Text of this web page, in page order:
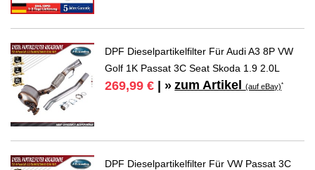
DPF Dieselpartikelfilter Für Audi A3 8P VW
Golf 1K Passat 3C Seat Skoda 1.9 2.0L
269,99 € | » zum Artikel(auf eBay)*
DPF Dieselpartikelfilter Für VW Passat 3C